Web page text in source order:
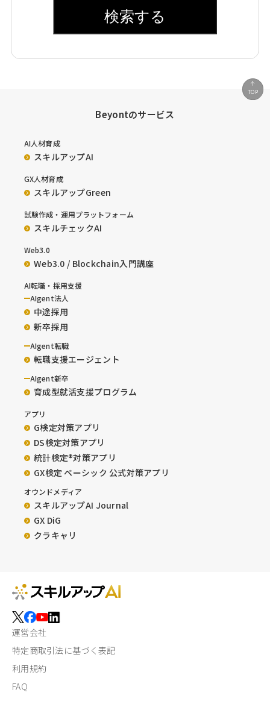
検索する
TOP
Beyontのサービス
AI人材育成
スキルアップAI
GX人材育成
スキルアップGreen
試験作成・運用プラットフォーム
スキルチェックAI
Web3.0
Web3.0 / Blockchain入門講座
AI転職・採用支援
AIgent法人
中途採用
新卒採用
AIgent転職
転職支援エージェント
AIgent新卒
育成型就活支援プログラム
アプリ
G検定対策アプリ
DS検定対策アプリ
統計検定®︎対策アプリ
GX検定 ベーシック 公式対策アプリ
オウンドメディア
スキルアップAI Journal
GX DiG
クラキャリ
運営会社
特定商取引法に基づく表記
利用規約
FAQ